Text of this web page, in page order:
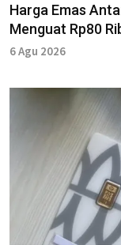
Harga Emas
Menguat Rp80
6 Agu 2026